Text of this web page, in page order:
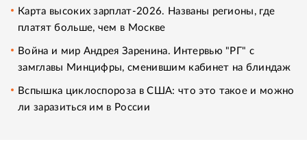
Карта высоких зарплат-2026. Названы регионы, где
платят больше, чем в Москве
Война и мир Андрея Заренина. Интервью "РГ" с
замглавы Минцифры, сменившим кабинет на блиндаж
Вспышка циклоспороза в США: что это такое и можно
ли заразиться им в России